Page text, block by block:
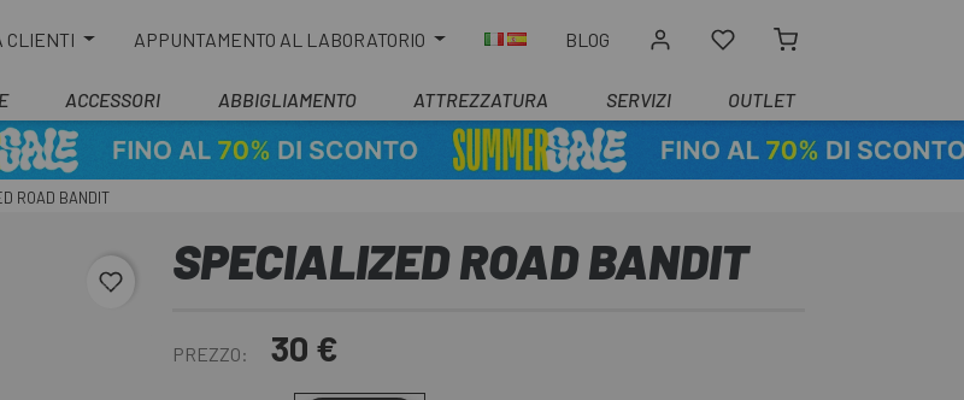
CLIENTI APPUNTAMENTO AL LABORATORIO BLOG
ACCESSORI ABBIGLIAMENTO ATTREZZATURA SERVIZI OUTLET
ROAD BANDIT
favorite_borderSPECIALIZED ROAD BANDIT
PREZZO: 30 €